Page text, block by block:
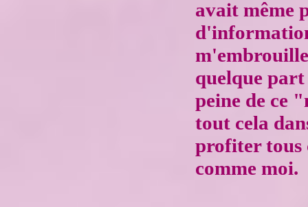
avait même
quelque part
peine de ce
tout cela
profiter tous
comme moi.